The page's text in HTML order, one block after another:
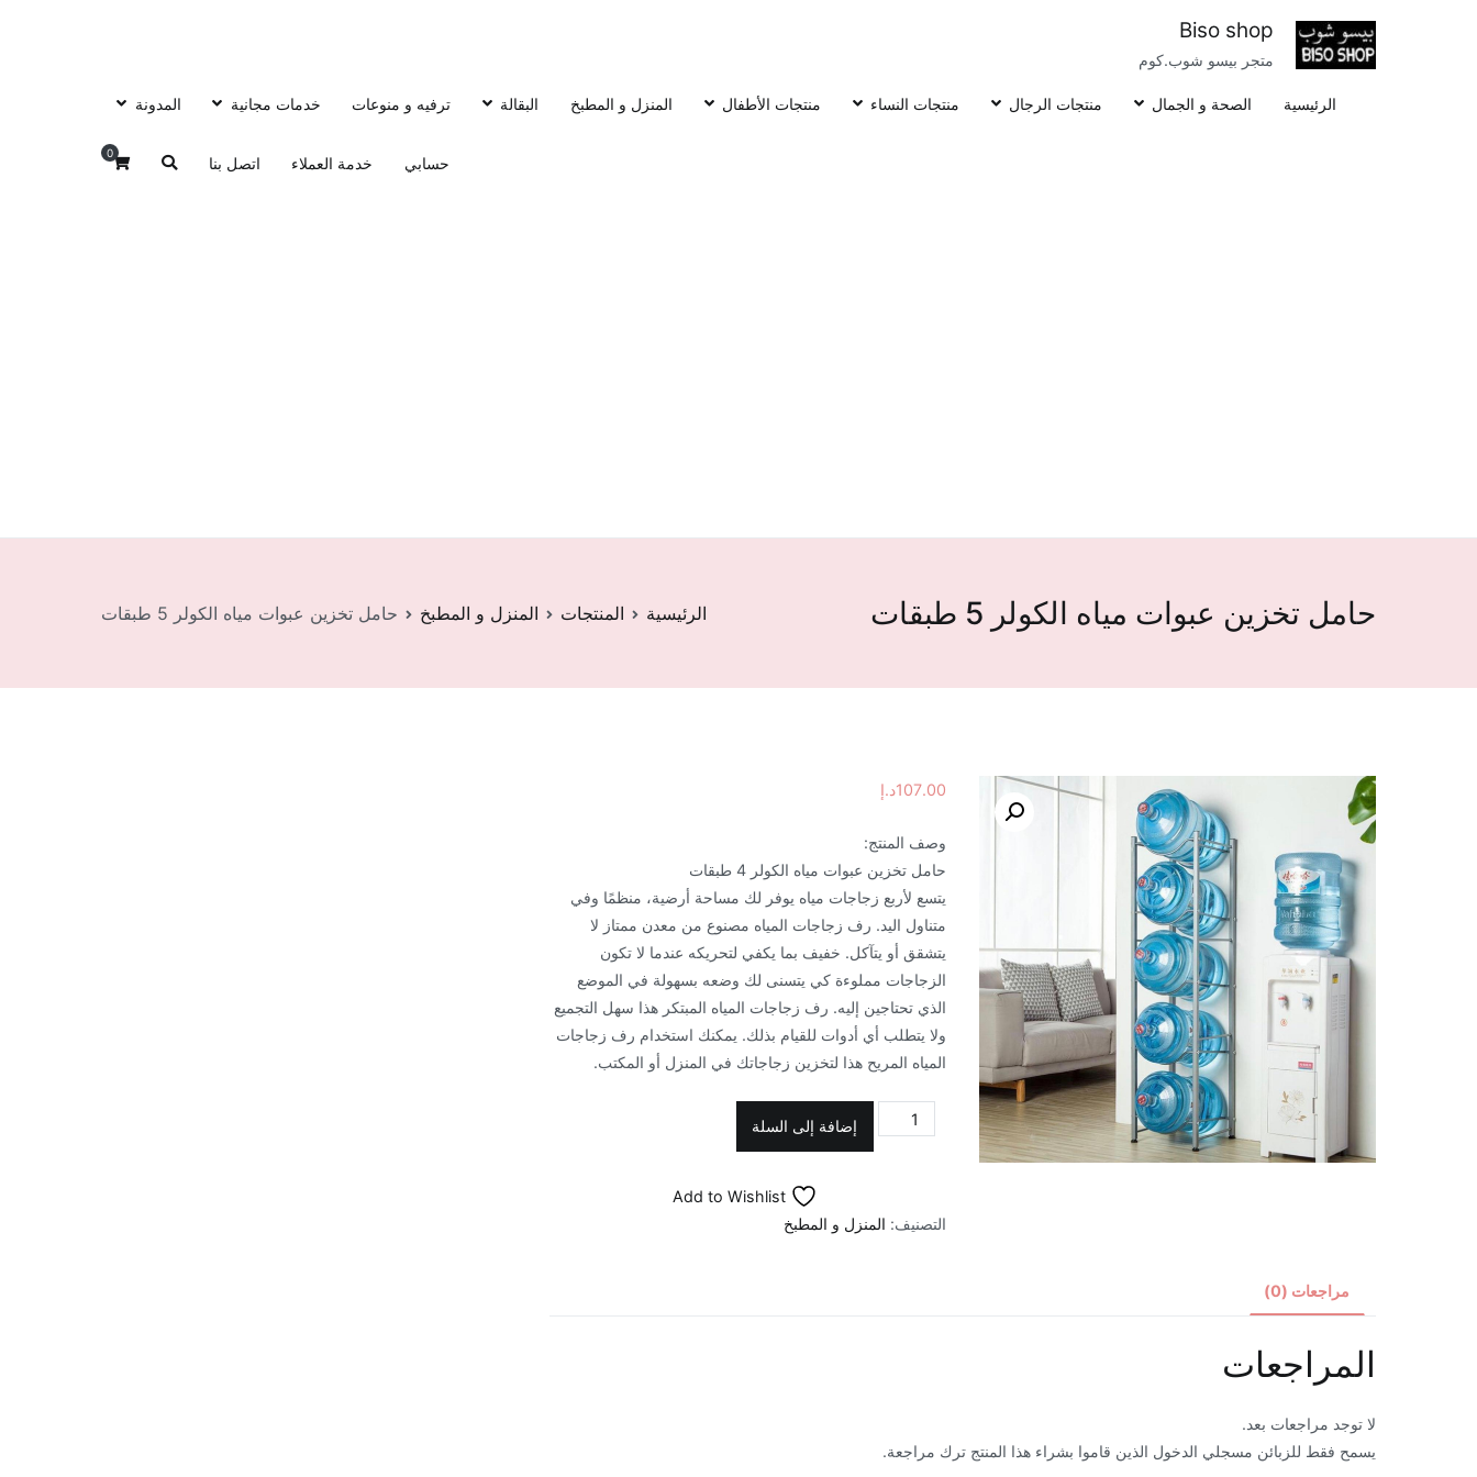
Biso shop
متجر بيسو شوب.كوم
الرئيسية الصحة و الجمال منتجات الرجال منتجات النساء منتجات الأطفال المنزل و المطبخ البقالة ترفيه و منوعات خدمات مجانية المدونة
حسابي خدمة العملاء اتصل بنا
0
حامل تخزين عبوات مياه الكولر 5 طبقات الرئيسية المنتجات المنزل و المطبخ حامل تخزين عبوات مياه الكولر 5 طبقات
107.00د.إ
وصف المنتج:
حامل تخزين عبوات مياه الكولر 4 طبقات
يتسع لأربع زجاجات مياه يوفر لك مساحة أرضية، منظمًا وفي
متناول اليد. رف زجاجات المياه مصنوع من معدن ممتاز لا
يتشقق أو يتآكل. خفيف بما يكفي لتحريكه عندما لا تكون
الزجاجات مملوءة كي يتسنى لك وضعه بسهولة في الموضع
الذي تحتاجين إليه. رف زجاجات المياه المبتكر هذا سهل التجميع
ولا يتطلب أي أدوات للقيام بذلك. يمكنك استخدام رف زجاجات
المياه المريح هذا لتخزين زجاجاتك في المنزل أو المكتب.
كمية
حامل
مياه
إضافة إلى السلة
Add to Wishlist
التصنيف: المنزل و المطبخ
مراجعات (0)
المراجعات
لا توجد مراجعات بعد.
يسمح فقط للزبائن مسجلي الدخول الذين قاموا بشراء هذا المنتج ترك مراجعة.